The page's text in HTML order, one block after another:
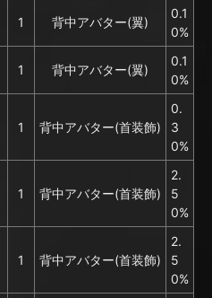
1 背中アバター(翼)
0.1
0%
1 背中アバター(翼)
0.1
0%
1 背中アバター(首装飾)
0.
3
0%
1 背中アバター(首装飾)
2.
5
0%
1 背中アバター(首装飾)
2.
5
0%